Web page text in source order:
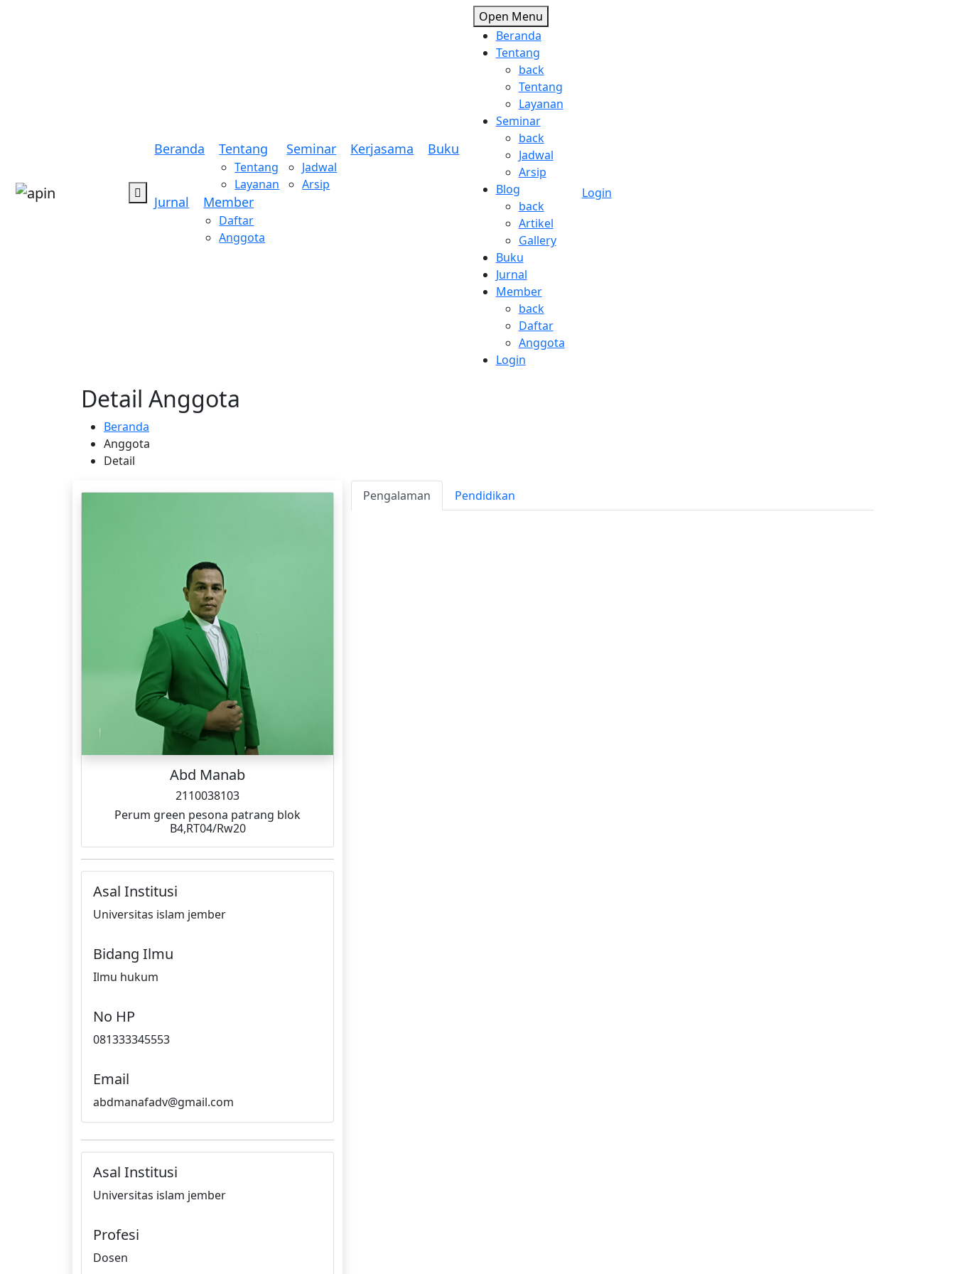
Beranda Tentang
Tentang
Layanan
Seminar
Jadwal
Arsip
Kerjasama Buku
Jurnal Member
Daftar
Anggota
Open Menu
Beranda
Tentang
back
Tentang
Layanan
Seminar
back
Jadwal
Arsip
Blog
back
Artikel
Gallery
Buku
Jurnal
Member
back
Daftar
Anggota
Login
Login
Detail Anggota
Beranda
Anggota
Detail
Abd Manab
2110038103
Perum green pesona patrang blok
B4,RT04/Rw20
Asal Institusi
Universitas islam jember
Bidang Ilmu
Ilmu hukum
No HP
081333345553
Email
abdmanafadv@gmail.com
Asal Institusi
Universitas islam jember
Profesi
Dosen
Pengalaman Pendidikan